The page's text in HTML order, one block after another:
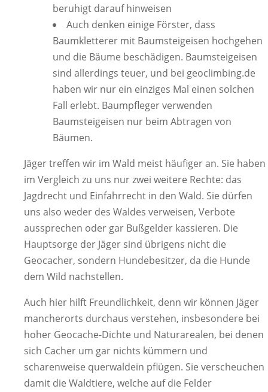
beruhigt darauf hinweisen
Auch denken einige Förster, dass
Baumkletterer mit Baumsteigeisen hochgehen
und die Bäume beschädigen. Baumsteigeisen
sind allerdings teuer, und bei geoclimbing.de
haben wir nur ein einziges Mal einen solchen
Fall erlebt. Baumpfleger verwenden
Baumsteigeisen nur beim Abtragen von
Bäumen.
Jäger treffen wir im Wald meist häufiger an. Sie haben
im Vergleich zu uns nur zwei weitere Rechte: das
Jagdrecht und Einfahrrecht in den Wald. Sie dürfen
uns also weder des Waldes verweisen, Verbote
aussprechen oder gar Bußgelder kassieren. Die
Hauptsorge der Jäger sind übrigens nicht die
Geocacher, sondern Hundebesitzer, da die Hunde
dem Wild nachstellen.
Auch hier hilft Freundlichkeit, denn wir können Jäger
mancherorts durchaus verstehen, insbesondere bei
hoher Geocache-Dichte und Naturarealen, bei denen
sich Cacher um gar nichts kümmern und
scharenweise querwaldein pflügen. Sie verscheuchen
damit die Waldtiere, welche auf die Felder